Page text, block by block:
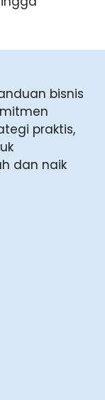
bisnis
praktis,
dan naik